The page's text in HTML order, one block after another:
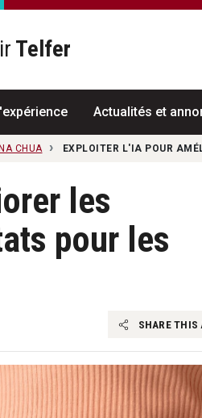
Telfer
Actualités et
CHUA EXPLOITER L'IA POUR
les
pour les
SHARE THIS